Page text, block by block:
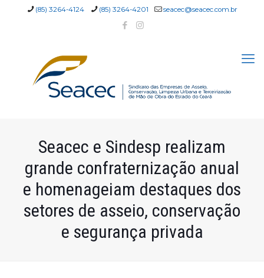
(85) 3264-4124 (85) 3264-4201 seacec@seacec.com.br
Seacec e Sindesp realizam
grande confraternização anual
e homenageiam destaques dos
setores de asseio, conservação
e segurança privada